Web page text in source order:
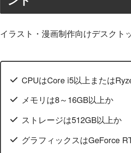
イラスト・漫画制作向けデスクト
CPUはCore i5以上または
メモリは8～16GB以上か
ストレージは512GB以上か
グラフィックスはGeForce